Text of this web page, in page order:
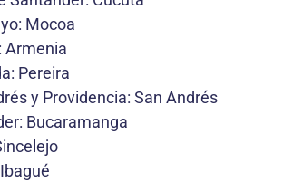
Mocoa
Armenia
Pereira
y Providencia: San Andrés
Bucaramanga